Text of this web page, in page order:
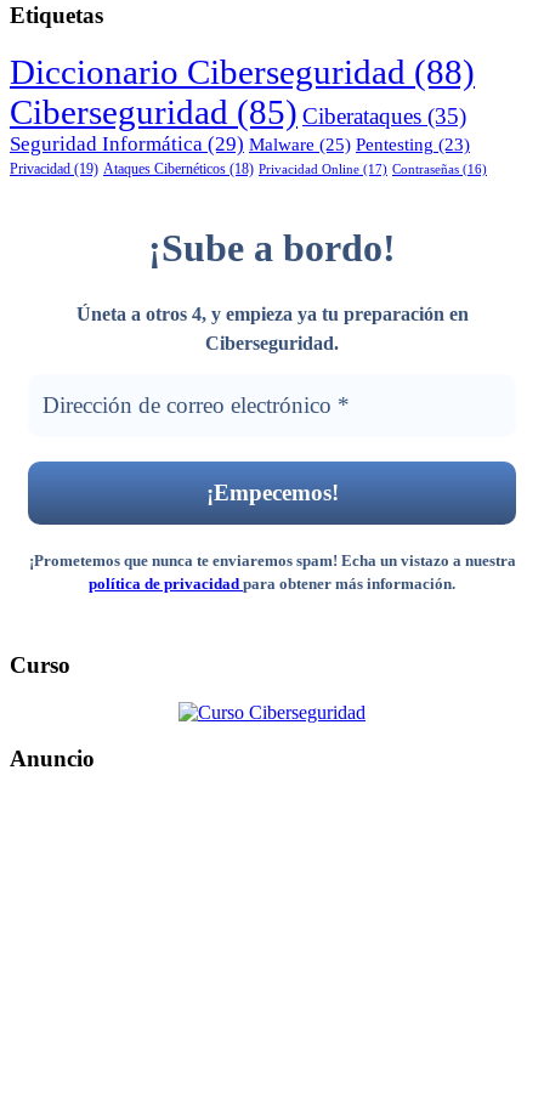
Etiquetas
Diccionario Ciberseguridad (88)
Ciberseguridad (85) Ciberataques (35)
Seguridad Informática (29) Malware (25) Pentesting (23)
Privacidad (19) Ataques Cibernéticos (18) Privacidad Online (17) Contraseñas (16)
¡Sube a bordo!
Úneta a otros 4, y empieza ya tu preparación en
Ciberseguridad.
¡Prometemos que nunca te enviaremos spam! Echa un vistazo a nuestra
política de privacidad para obtener más información.
Curso
Anuncio